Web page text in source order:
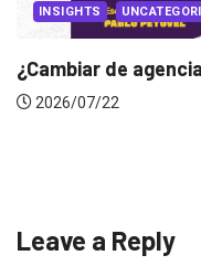
INSIGHTS
Leave a Reply